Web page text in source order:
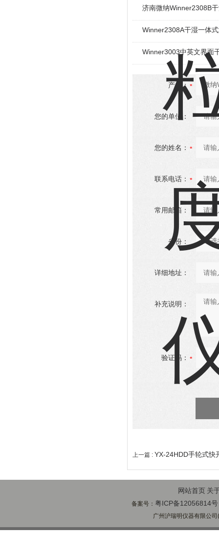
济南微纳Winner2308B
Winner2308A干湿一体
Winner3003中英文界面
产品：
您的单位：
您的姓名：
联系电话：
常用邮箱：
省份：
详细地址：
补充说明：
验证码：
上一篇 : YX-24HDD手轮式快
网站首页 关
备案号： 粤ICP备12056814号
广州沪瑞明仪器有限公